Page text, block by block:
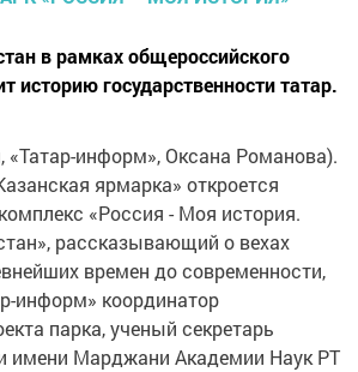
в рамках общероссийского
историю государственности татар.
«Татар-информ», Оксана Романова).
ярмарка» откроется
«Россия - Моя история.
рассказывающий о вехах
времен до современности,
информ» координатор
парка, ученый секретарь
имени Марджани Академии Наук РТ